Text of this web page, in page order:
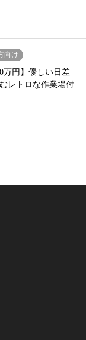
向け
万円】優しい日差
レトロな作業場付